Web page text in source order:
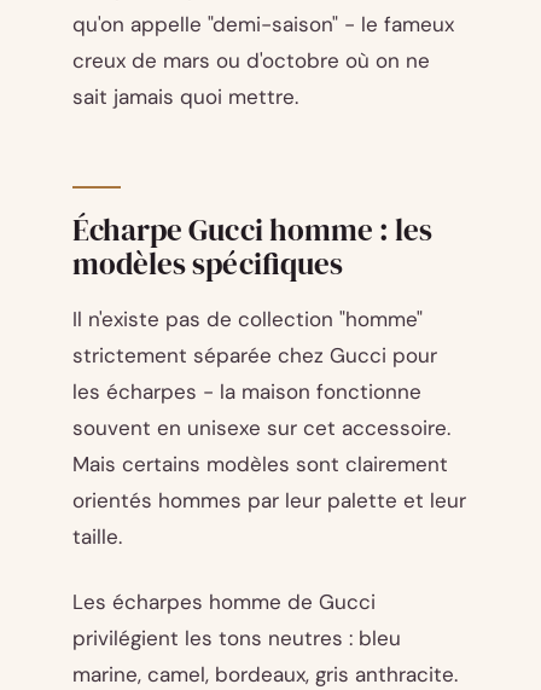
qu'on appelle "demi-saison" - le fameux
creux de mars ou d'octobre où on ne
sait jamais quoi mettre.
Écharpe Gucci homme : les
modèles spécifiques
Il n'existe pas de collection "homme"
strictement séparée chez Gucci pour
les écharpes - la maison fonctionne
souvent en unisexe sur cet accessoire.
Mais certains modèles sont clairement
orientés hommes par leur palette et leur
taille.
Les écharpes homme de Gucci
privilégient les tons neutres : bleu
marine, camel, bordeaux, gris anthracite.